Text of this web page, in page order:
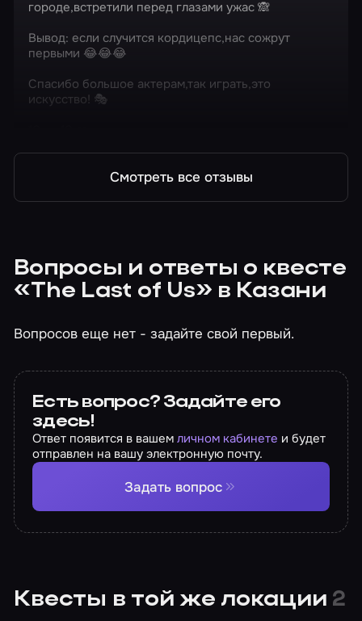
городе,встретили перед глазами ужас 🙈
Вывод: если случится кордицепс,нас сожрут
первыми 😂😂😂
Спасибо большое актерам,так играть,это
искусство! 🎭
Смотреть все отзывы
Вопросы и ответы о квесте
«The Last of Us» в Казани
Вопросов еще нет - задайте свой первый.
Есть вопрос? Задайте его
здесь!
Ответ появится в вашемличном кабинете и будет
отправлен на вашу электронную почту.
Задать вопрос
Квесты в той же локации 2